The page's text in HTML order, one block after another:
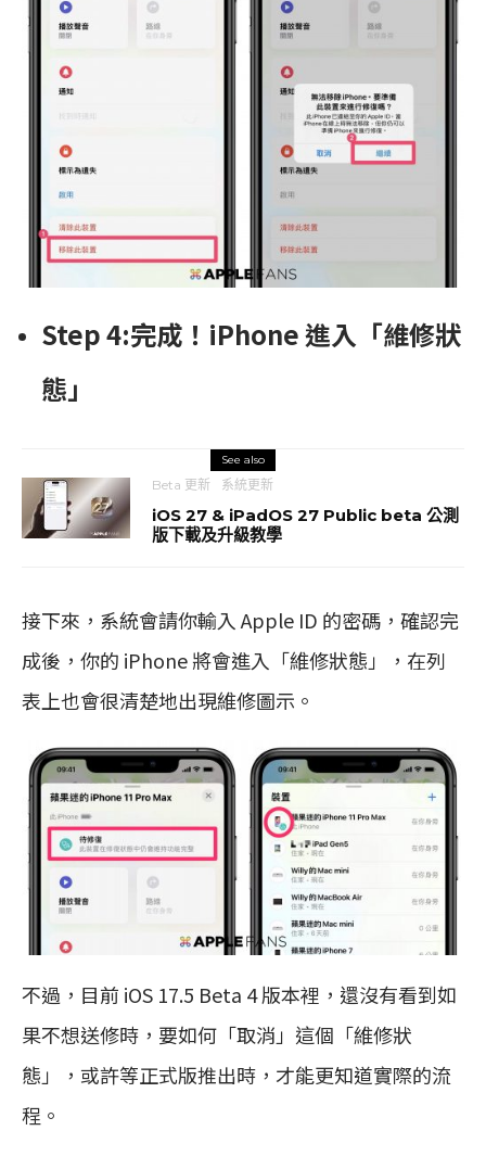
Step 4:完成！iPhone 進入「維修狀
態」
See also
Beta 更新 系統更新
iOS 27 & iPadOS 27 Public beta 公測
版下載及升級教學
接下來，系統會請你輸入 Apple ID 的密碼，確認完
成後，你的 iPhone 將會進入「維修狀態」，在列
表上也會很清楚地出現維修圖示。
不過，目前 iOS 17.5 Beta 4 版本裡，還沒有看到如
果不想送修時，要如何「取消」這個「維修狀
態」，或許等正式版推出時，才能更知道實際的流
程。